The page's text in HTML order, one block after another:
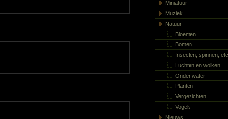
Miniatuur
Muziek
Natuur
Bloemen
Bomen
Insecten, spinnen, etc.
Luchten en wolken
Onder water
Planten
Vergezichten
Vogels
Nieuws